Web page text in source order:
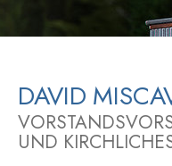
Liebe und Hass – Was ist
DAVID
UND